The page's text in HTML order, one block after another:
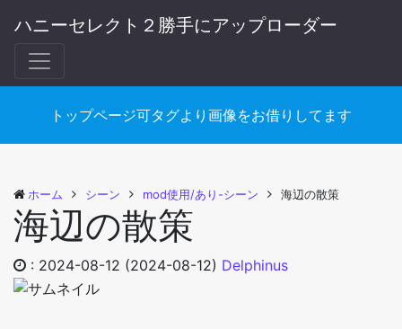
ハニーセレクト２勝手にアップローダー
トップページ可タグより画像をお借りしてます
ホーム シーン mod使用/あり-シーン 海辺の散策
海辺の散策
: 2024-08-12 (2024-08-12) Delphinus